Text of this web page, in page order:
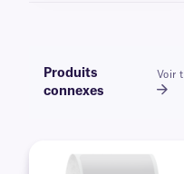
Produits
connexes
Voir